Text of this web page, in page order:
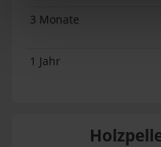
3 Monate
1 Jahr